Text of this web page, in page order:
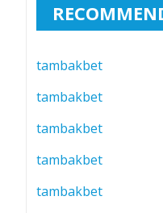
tambakbet
tambakbet
tambakbet
tambakbet
tambakbet